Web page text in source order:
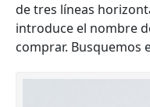
de tres líneas
introduce el nombre
comprar. Busquemos